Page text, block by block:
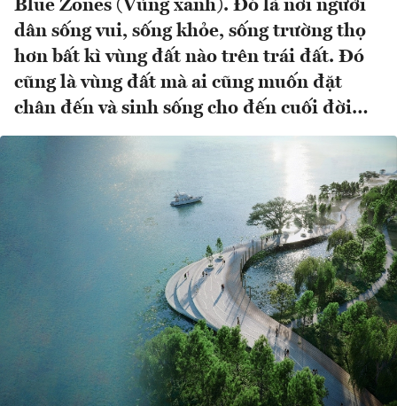
Blue Zones (Vùng xanh). Đó là nơi người
dân sống vui, sống khỏe, sống trường thọ
hơn bất kì vùng đất nào trên trái đất. Đó
cũng là vùng đất mà ai cũng muốn đặt
chân đến và sinh sống cho đến cuối đời…